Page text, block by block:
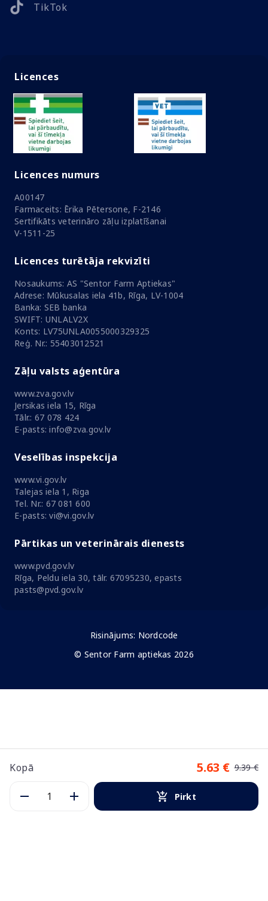
Kopā 5.63 € 9.39 €
Pirkt
TikTok
Licences
Licences numurs
A00147
Farmaceits: Ērika Pētersone, F-2146
Sertifikāts veterināro zāļu izplatīšanai
V-1511-25
Licences turētāja rekvizīti
Nosaukums: AS "Sentor Farm Aptiekas"
Adrese: Mūkusalas iela 41b, Rīga, LV-1004
Banka: SEB banka
SWIFT: UNLALV2X
Konts: LV75UNLA0055000329325
Reģ. Nr.: 55403012521
Zāļu valsts aģentūra
www.zva.gov.lv
Jersikas iela 15, Rīga
Tālr.: 67 078 424
E-pasts: info@zva.gov.lv
Veselības inspekcija
www.vi.gov.lv
Talejas iela 1, Riga
Tel. Nr.: 67 081 600
E-pasts: vi@vi.gov.lv
Pārtikas un veterinārais dienests
www.pvd.gov.lv
Rīga, Peldu iela 30, tālr. 67095230, epasts
pasts@pvd.gov.lv
Risinājums: Nordcode
© Sentor Farm aptiekas 2026